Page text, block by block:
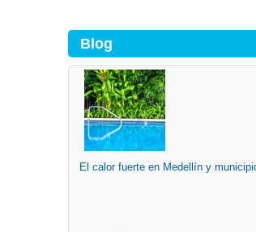
Blog
El calor fuerte en Medellín y